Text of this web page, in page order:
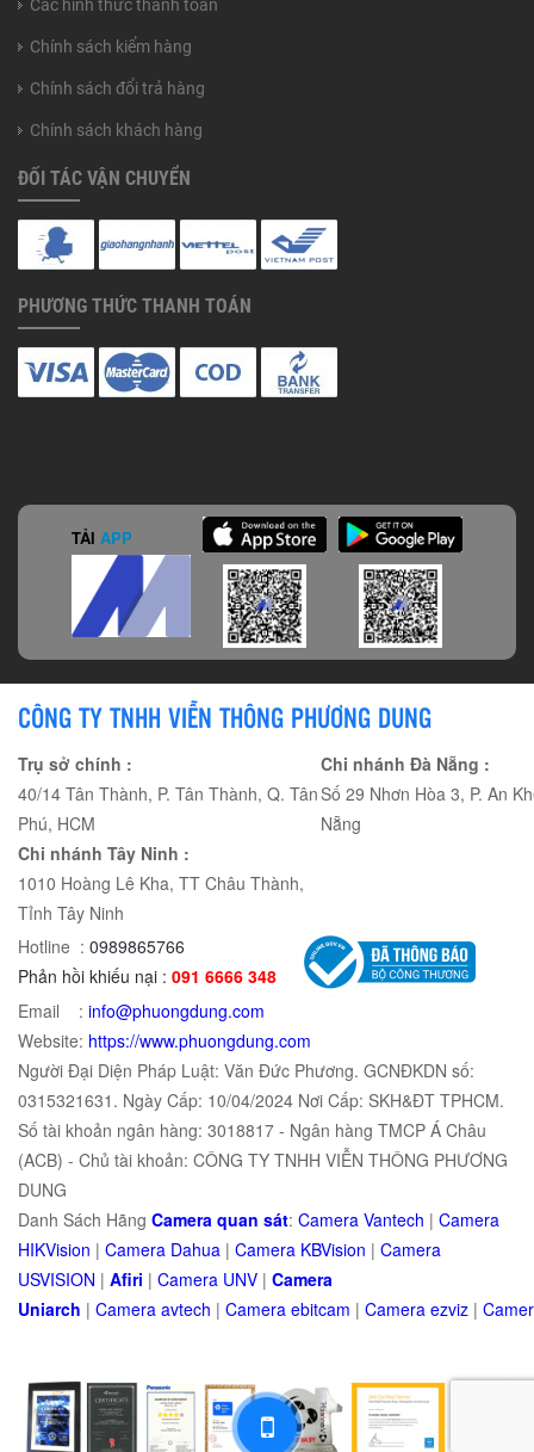
Các hình thức thanh toán
Chính sách kiểm hàng
Chính sách đổi trả hàng
Chính sách khách hàng
ĐỐI TÁC VẬN CHUYỂN
PHƯƠNG THỨC THANH TOÁN
TẢI APP
CÔNG TY TNHH VIỄN THÔNG PHƯƠNG DUNG
Trụ sở chính :
40/14 Tân Thành, P. Tân Thành, Q. Tân
Phú, HCM
Chi nhánh Đà Nẵng :
Số 29 Nhơn Hòa 3, P. An
Nẵng
Chi nhánh Tây Ninh :
1010 Hoàng Lê Kha, TT Châu Thành,
Tỉnh Tây Ninh
Hotline : 0989865766
Phản hồi khiếu nại : 091 6666 348
Email : info@phuongdung.com
Website: https://www.phuongdung.com
Người Đại Diện Pháp Luật: Văn Đức Phương. GCNĐKDN số:
0315321631. Ngày Cấp: 10/04/2024 Nơi Cấp: SKH&ĐT TPHCM.
Số tài khoản ngân hàng: 3018817 - Ngân hàng TMCP Á Châu
(ACB) - Chủ tài khoản: CÔNG TY TNHH VIỄN THÔNG PHƯƠNG
DUNG
Danh Sách Hãng Camera quan sát: Camera Vantech | Camera
HIKVision | Camera Dahua | Camera KBVision | Camera
USVISION | Afiri | Camera UNV | Camera
Uniarch | Camera avtech | Camera ebitcam | Camera ezviz |